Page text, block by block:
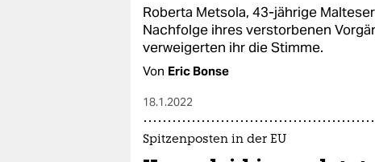
Roberta Metsola, 43-jährige
Nachfolge ihres verstorbenen
verweigerten ihr die Stimme.
Von Eric Bonse
18.1.2022
Spitzenposten in der EU